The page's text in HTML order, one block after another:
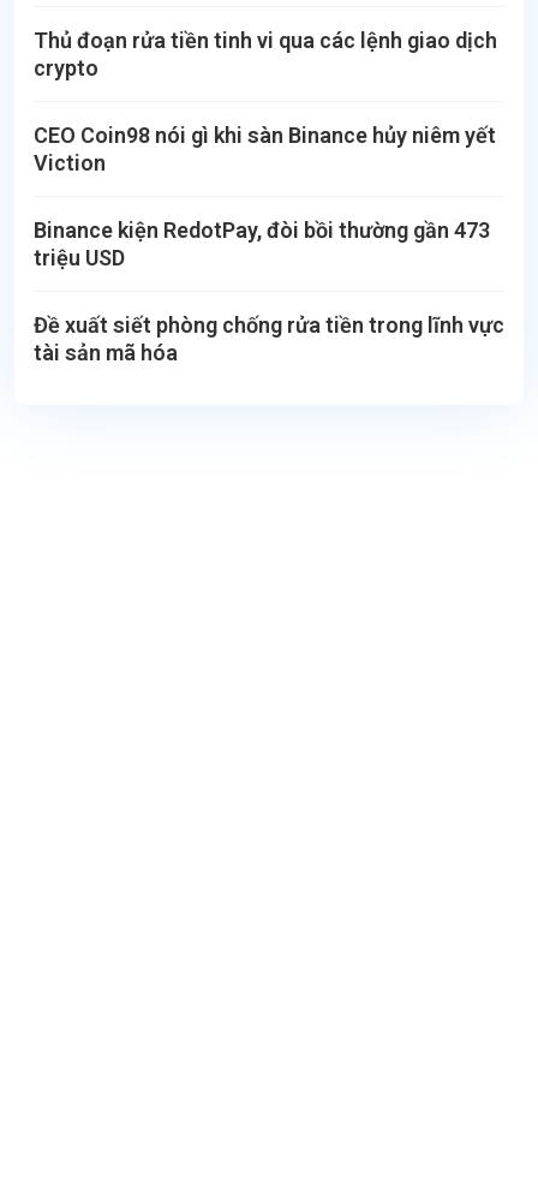
Thủ đoạn rửa tiền tinh vi qua các lệnh giao dịch
crypto
CEO Coin98 nói gì khi sàn Binance hủy niêm yết
Viction
Binance kiện RedotPay, đòi bồi thường gần 473
triệu USD
Đề xuất siết phòng chống rửa tiền trong lĩnh vực
tài sản mã hóa